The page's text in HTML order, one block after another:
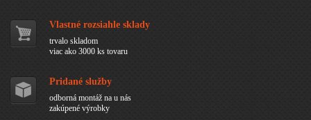
Vlastné rozsiahle sklady
trvalo skladom
viac ako 3000 ks tovaru
Pridané služby
odborná montáž na u nás
zakúpené výrobky